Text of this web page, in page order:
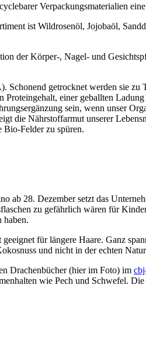
Verpackungsmaterialien
ist Wildrosenöl, Jojobaöl,
der Körper-, Nagel- und
getrocknet werden sie zu
Proteingehalt, einer geballten
sein, wenn unser
die Nährstoffarmut unserer
Felder zu spüren.
28. Dezember setzt das
zu gefährlich wären für
haben.
für längere Haare. Ganz
und nicht in der echten
Drachenbücher (hier im Foto) im
wie Pech und Schwefel.